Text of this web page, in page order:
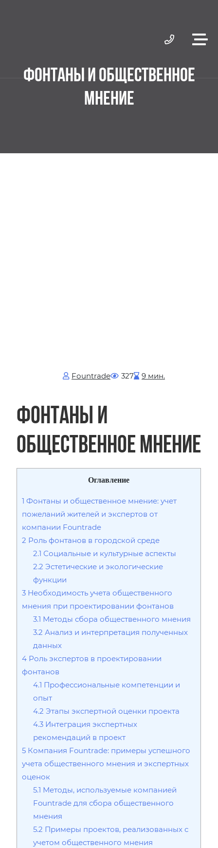
ФОНТАНЫ И ОБЩЕСТВЕННОЕ
МНЕНИЕ
Fоuntrade 327 9 мин.
Фонтаны и
общественное мнение
Оглавление
1 Фонтаны и общественное мнение: учет
пожеланий жителей и экспертов от
компании Fountrade
2 Роль фонтанов в городской среде
2.1 Социальные и культурные аспекты
2.2 Эстетические и экологические
функции
3 Необходимость учета общественного
мнения при проектировании фонтанов
3.1 Методы сбора общественного мнения
3.2 Анализ и интерпретация полученных
данных
4 Роль экспертов в проектировании
фонтанов
4.1 Профессиональные компетенции и
опыт
4.2 Этапы экспертной оценки проекта
4.3 Интеграция экспертных
рекомендаций в проект
5 Компания Fountrade: примеры успешного
учета общественного мнения и экспертных
оценок
5.1 Методы‚ используемые компанией
Fountrade для сбора общественного
мнения
5.2 Примеры проектов‚ реализованных с
учетом общественного мнения